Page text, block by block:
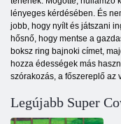
lényeges kérdésében. És
jobb, hogy nyílt és játszani
hősnő, hogy mentse a
boksz ring bajnoki címet,
hozza édességek más
szórakozás, a főszereplő az
Legújabb Super